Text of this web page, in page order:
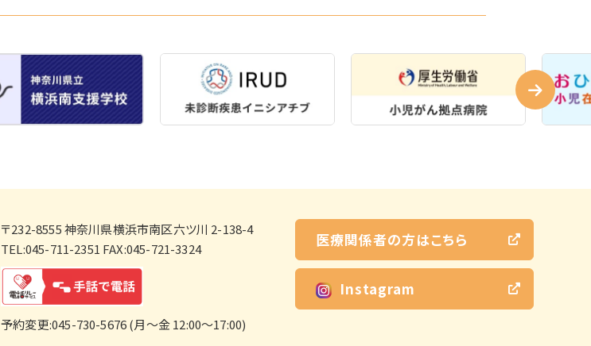
〒232-8555神奈川県横浜市南区六ツ川 2-138-4
TEL:045-711-2351 FAX:045-721-3324
予約変更:045-730-5676 (月～金 12:00～17:00)
医療関係者の方はこちら
Instagram